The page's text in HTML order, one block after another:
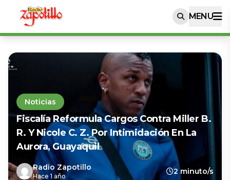
MENU
Noticias
Fiscalía Reformula Cargos Contra Miller B.
R. Y Nicole C. Z. Por Intimidación En La
Aurora, Guayaquil
Radio Zapotillo
Hace 1 año
2 minuto/s